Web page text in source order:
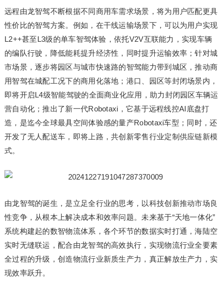
远程由龙智驾不断根据不同商用车需求场景，将为用户匹配更具
性价比的智驾方案。例如，在干线运输场景下，可以为用户实现
L2++甚至L3级的单车智驾体验，依托V2V互联能力，实现车辆
的编队行驶，降低能耗提升经济性，同时提升运输效率；针对城
市场景，逐步将园区与城市快速路的智驾能力带到城区，推动商
用智驾在城配工况下的商用化落地；港口、园区等封闭场景内，
即将开启L4级智能驾驶的全面商业化应用，助力封闭园区车辆运
营自动化；推出了新一代Robotaxi，它基于远程线控AI底盘打
造，是迄今全球最具空间体验感的量产Robotaxi车型；同时，还
开发了无人配送车，即将上路，共创新零售行业定制供应链新模
式。
由龙智驾的诞生，是立足全行业的思考，以科技创新推动市场良
性竞争，从根本上解决成本和效率问题。未来基于“天地一体化”
系统构建起的数智物流体系，各个环节的数据实时打通，海陆空
实时无缝联运，配合由龙智驾的高效执行，实现物流行业全要素
全过程的升级，创造物流行业新质生产力，真正解放生产力，实
现效率跃升。